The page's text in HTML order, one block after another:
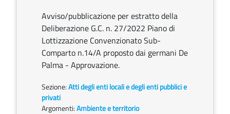
Avviso/pubblicazione per estratto della
Deliberazione G.C. n. 27/2022 Piano di
Lottizzazione Convenzionato Sub-
Comparto n.14/A proposto dai germani De
Palma - Approvazione.
Sezione:Atti degli enti locali e degli enti pubblici e
privati
Argomenti:Ambiente e territorio